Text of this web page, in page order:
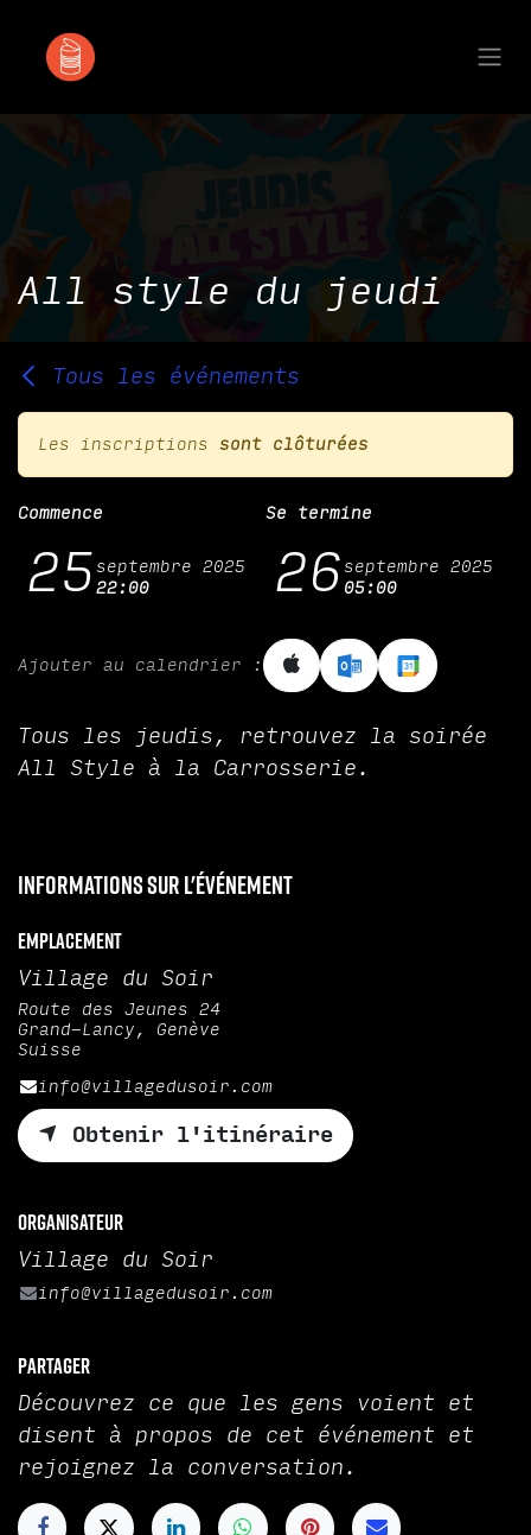
All style du jeudi
Tous les événements
Les inscriptions sont clôturées
Commence
25septembre 2025
22:00
Se termine
26septembre 2025
05:00
Ajouter au calendrier :
Tous les jeudis, retrouvez la soirée
All Style à la Carrosserie.
Informations sur l'événement
Emplacement
Village du Soir
Route des Jeunes 24
Grand-Lancy, Genève
Suisse
info@villagedusoir.com
Obtenir l'itinéraire
Organisateur
Village du Soir
info@villagedusoir.com
Partager
Découvrez ce que les gens voient et
disent à propos de cet événement et
rejoignez la conversation.